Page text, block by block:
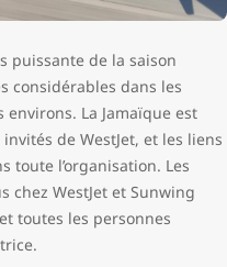
puissante de la saison
considérables dans les
La Jamaïque est
de WestJet, et les liens
toute l’organisation. Les
chez WestJet et Sunwing
toutes les personnes